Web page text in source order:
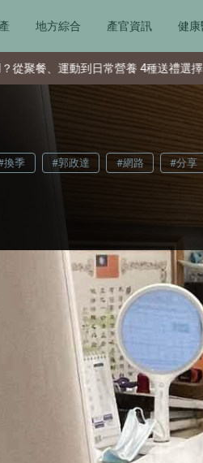
地方綜合 產官資訊 健康
營養 4種送禮選擇一次看 台
換季 #郭政達 #網路 #分享